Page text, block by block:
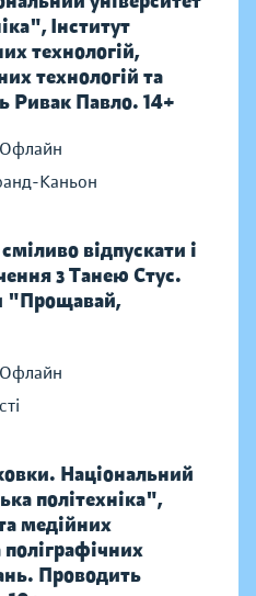
Інститут
технологій,
технологій та
Ривак Павло. 14+
Офлайн
Каньон
відпускати і
з Танею Стус.
"Прощавай,
Офлайн
Національний
політехніка",
медійних
Проводить